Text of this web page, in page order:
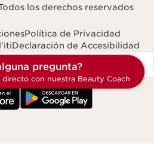
los derechos reservados
Política de Privacidad
Declaración de Accesibilidad
¿Tienes
Consulta en